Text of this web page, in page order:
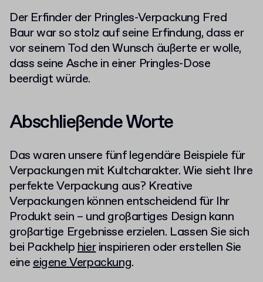
Der Erfinder der Pringles-Verpackung Fred
Baur war so stolz auf seine Erfindung, dass er
vor seinem Tod den Wunsch äußerte er wolle,
dass seine Asche in einer Pringles-Dose
beerdigt würde.
Abschließende Worte
Das waren unsere fünf legendäre Beispiele für
Verpackungen mit Kultcharakter. Wie sieht Ihre
perfekte Verpackung aus? Kreative
Verpackungen können entscheidend für Ihr
Produkt sein – und großartiges Design kann
großartige Ergebnisse erzielen. Lassen Sie sich
bei Packhelphierinspirieren oder erstellen Sie
eineeigene Verpackung.